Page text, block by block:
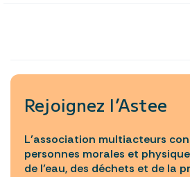
Rejoignez l’Astee
L’association multiacteurs
personnes morales et
de l’eau, des déchets et de la